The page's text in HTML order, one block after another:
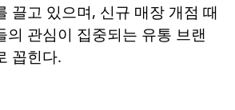
끌고 있으며, 신규 매장 개점 때
의 관심이 집중되는 유통 브랜
꼽힌다.